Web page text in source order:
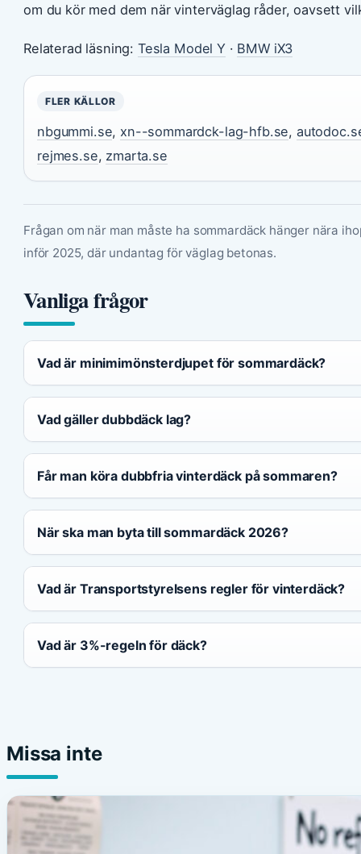
om du kör med dem när vinterväglag råder, oavsett
Relaterad läsning: Tesla Model Y· BMW iX3
FLER KÄLLOR
nbgummi.se, xn--sommardck-lag-hfb.se,
rejmes.se, zmarta.se
Frågan om när man måste ha sommardäck hänger nära
inför 2025, där undantag för väglag betonas.
Vanliga frågor
Vad är minimimönsterdjupet för sommardäck?
Vad gäller dubbdäck lag?
Får man köra dubbfria vinterdäck på sommaren?
När ska man byta till sommardäck 2026?
Vad är Transportstyrelsens regler för vinterdäck?
Vad är 3%-regeln för däck?
Missa inte